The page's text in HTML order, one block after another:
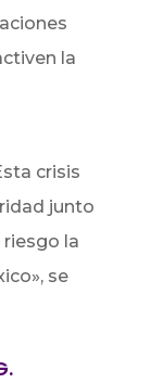
la
crisis
junto
la
se